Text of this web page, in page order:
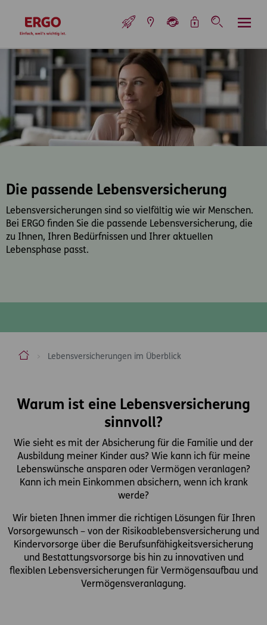
zur Startseite
Die passende Lebensversicherung
Lebensversicherungen sind so vielfältig wie wir Menschen.
Bei ERGO finden Sie die passende Lebensversicherung, die
zu Ihnen, Ihren Bedürfnissen und Ihrer aktuellen
Lebensphase passt.
ERGO Versicherung Aktiengesellschaft
Lebensversicherungen im Überblick
Warum ist eine Lebensversicherung
sinnvoll?
Wie sieht es mit der Absicherung für die Familie und der
Ausbildung meiner Kinder aus? Wie kann ich für meine
Lebenswünsche ansparen oder Vermögen veranlagen?
Kann ich mein Einkommen absichern, wenn ich krank
werde?
Wir bieten Ihnen immer die richtigen Lösungen für Ihren
Vorsorgewunsch – von der Risikoablebensversicherung und
Kindervorsorge über die Berufsunfähigkeitsversicherung
und Bestattungsvorsorge bis hin zu innovativen und
flexiblen Lebensversicherungen für Vermögensaufbau und
Vermögensveranlagung.